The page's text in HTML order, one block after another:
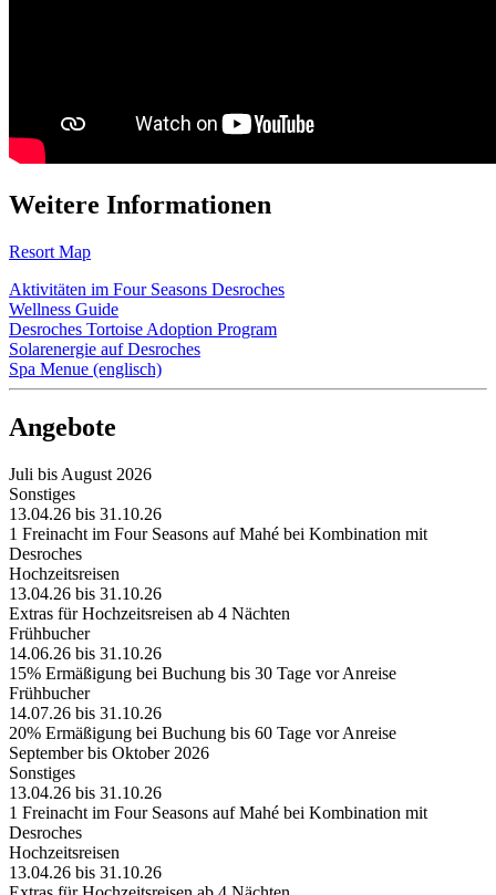
Weitere Informationen
Resort Map
Aktivitäten im Four Seasons Desroches
Wellness Guide
Desroches Tortoise Adoption Program
Solarenergie auf Desroches
Spa Menue (englisch)
Angebote
Juli bis August 2026
Sonstiges
13.04.26 bis 31.10.26
1 Freinacht im Four Seasons auf Mahé bei Kombination mit
Desroches
Hochzeitsreisen
13.04.26 bis 31.10.26
Extras für Hochzeitsreisen ab 4 Nächten
Frühbucher
14.06.26 bis 31.10.26
15% Ermäßigung bei Buchung bis 30 Tage vor Anreise
Frühbucher
14.07.26 bis 31.10.26
20% Ermäßigung bei Buchung bis 60 Tage vor Anreise
September bis Oktober 2026
Sonstiges
13.04.26 bis 31.10.26
1 Freinacht im Four Seasons auf Mahé bei Kombination mit
Desroches
Hochzeitsreisen
13.04.26 bis 31.10.26